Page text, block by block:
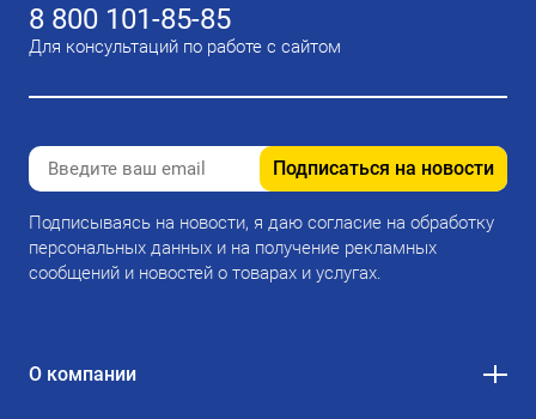
8 800 101-85-85
Для консультаций по работе с сайтом
Подписаться на новости
Подписываясь на новости, я даю согласие на обработку
персональных данных и на получение рекламных
сообщений и новостей о товарах и услугах.
О компании